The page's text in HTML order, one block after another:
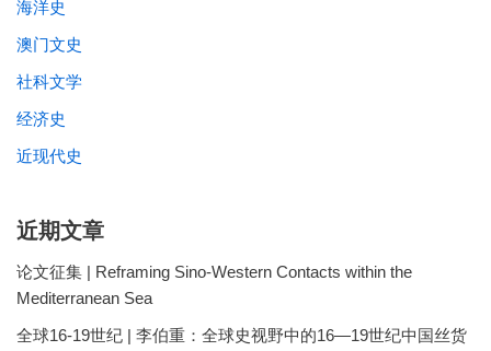
海洋史
澳门文史
社科文学
经济史
近现代史
近期文章
论文征集 | Reframing Sino-Western Contacts within the
Mediterranean Sea
全球16-19世纪 | 李伯重：全球史视野中的16—19世纪中国丝货